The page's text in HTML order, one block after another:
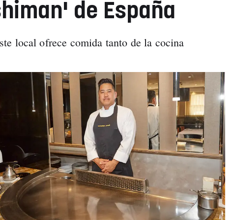
de España
local ofrece comida tanto de la cocina